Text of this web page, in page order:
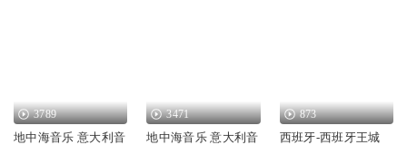
3789
地中海音乐 意大利音
3471
地中海音乐 意大利音
873
西班牙-西班牙王城